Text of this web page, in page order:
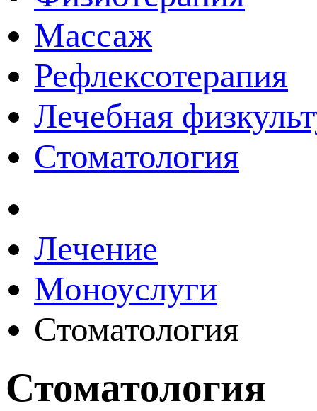
Массаж
Рефлексотерапия
Лечебная
Стоматология
Лечение
Моноуслуги
Стоматология
Стоматология